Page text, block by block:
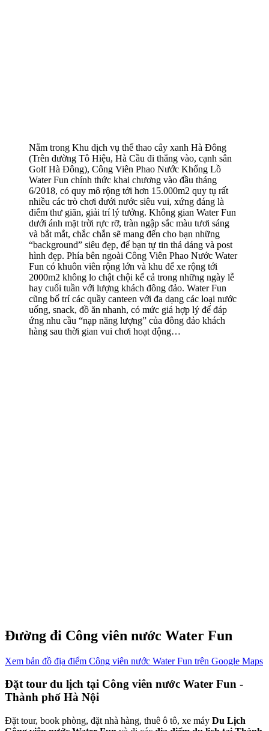
Nằm trong Khu dịch vụ thể thao cây xanh Hà Đông
(Trên đường Tô Hiệu, Hà Cầu đi thẳng vào, cạnh sân
Golf Hà Đông), Công Viên Phao Nước Khổng Lồ
Water Fun chính thức khai chương vào đầu tháng
6/2018, có quy mô rộng tới hơn 15.000m2 quy tụ rất
nhiều các trò chơi dưới nước siêu vui, xứng đáng là
điểm thư giãn, giải trí lý tưởng. Không gian Water Fun
dưới ánh mặt trời rực rỡ, tràn ngập sắc màu tươi sáng
và bắt mắt, chắc chắn sẽ mang đến cho bạn những
“background” siêu đẹp, để bạn tự tin thả dáng và post
hình đẹp. Phía bên ngoài Công Viên Phao Nước Water
Fun có khuôn viên rộng lớn và khu để xe rộng tới
2000m2 không lo chật chội kể cả trong những ngày lễ
hay cuối tuần với lượng khách đông đảo. Water Fun
cũng bố trí các quầy canteen với đa dạng các loại nước
uống, snack, đồ ăn nhanh, có mức giá hợp lý để đáp
ứng nhu cầu “nạp năng lượng” của đông đảo khách
hàng sau thời gian vui chơi hoạt động…
Đường đi Công viên nước Water Fun
Xem bản đồ địa điểm Công viên nước Water Fun trên Google Maps
Đặt tour du lịch tại Công viên nước Water Fun -
Thành phố Hà Nội
Đặt tour, book phòng, đặt nhà hàng, thuê ô tô, xe máy Du Lịch